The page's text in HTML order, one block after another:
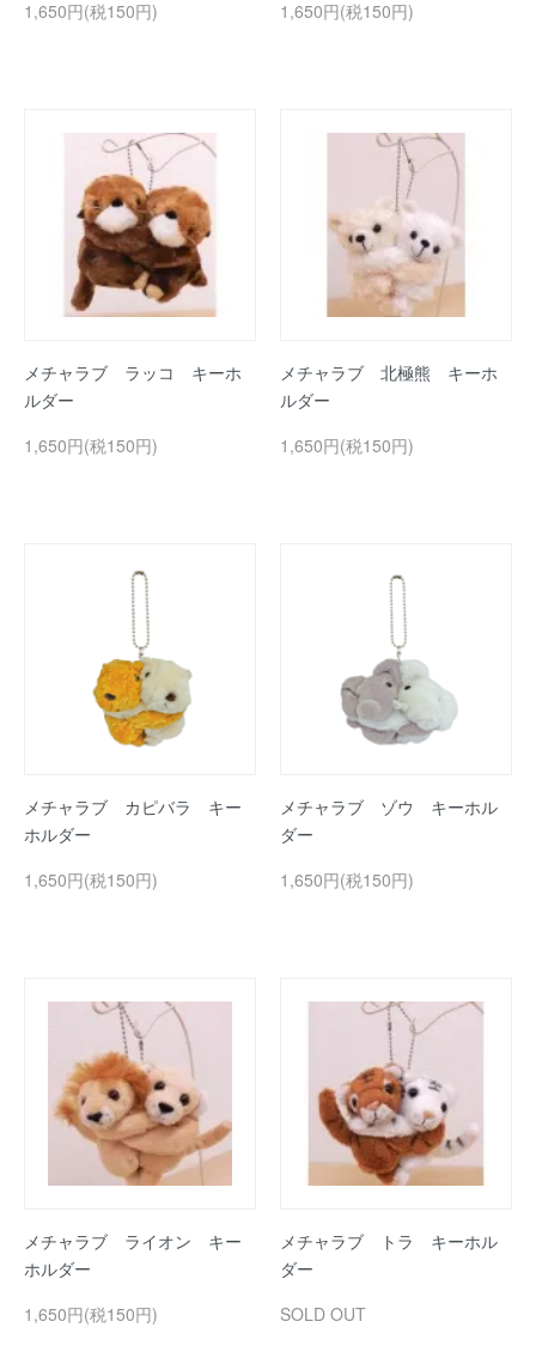
1,650円(税150円) 1,650円(税150円)
メチャラブ ラッコ キーホ
ルダー
1,650円(税150円)
メチャラブ 北極熊 キーホ
ルダー
1,650円(税150円)
メチャラブ カピバラ キー
ホルダー
1,650円(税150円)
メチャラブ ゾウ キーホル
ダー
1,650円(税150円)
メチャラブ ライオン キー
ホルダー
1,650円(税150円)
メチャラブ トラ キーホル
ダー
SOLD OUT